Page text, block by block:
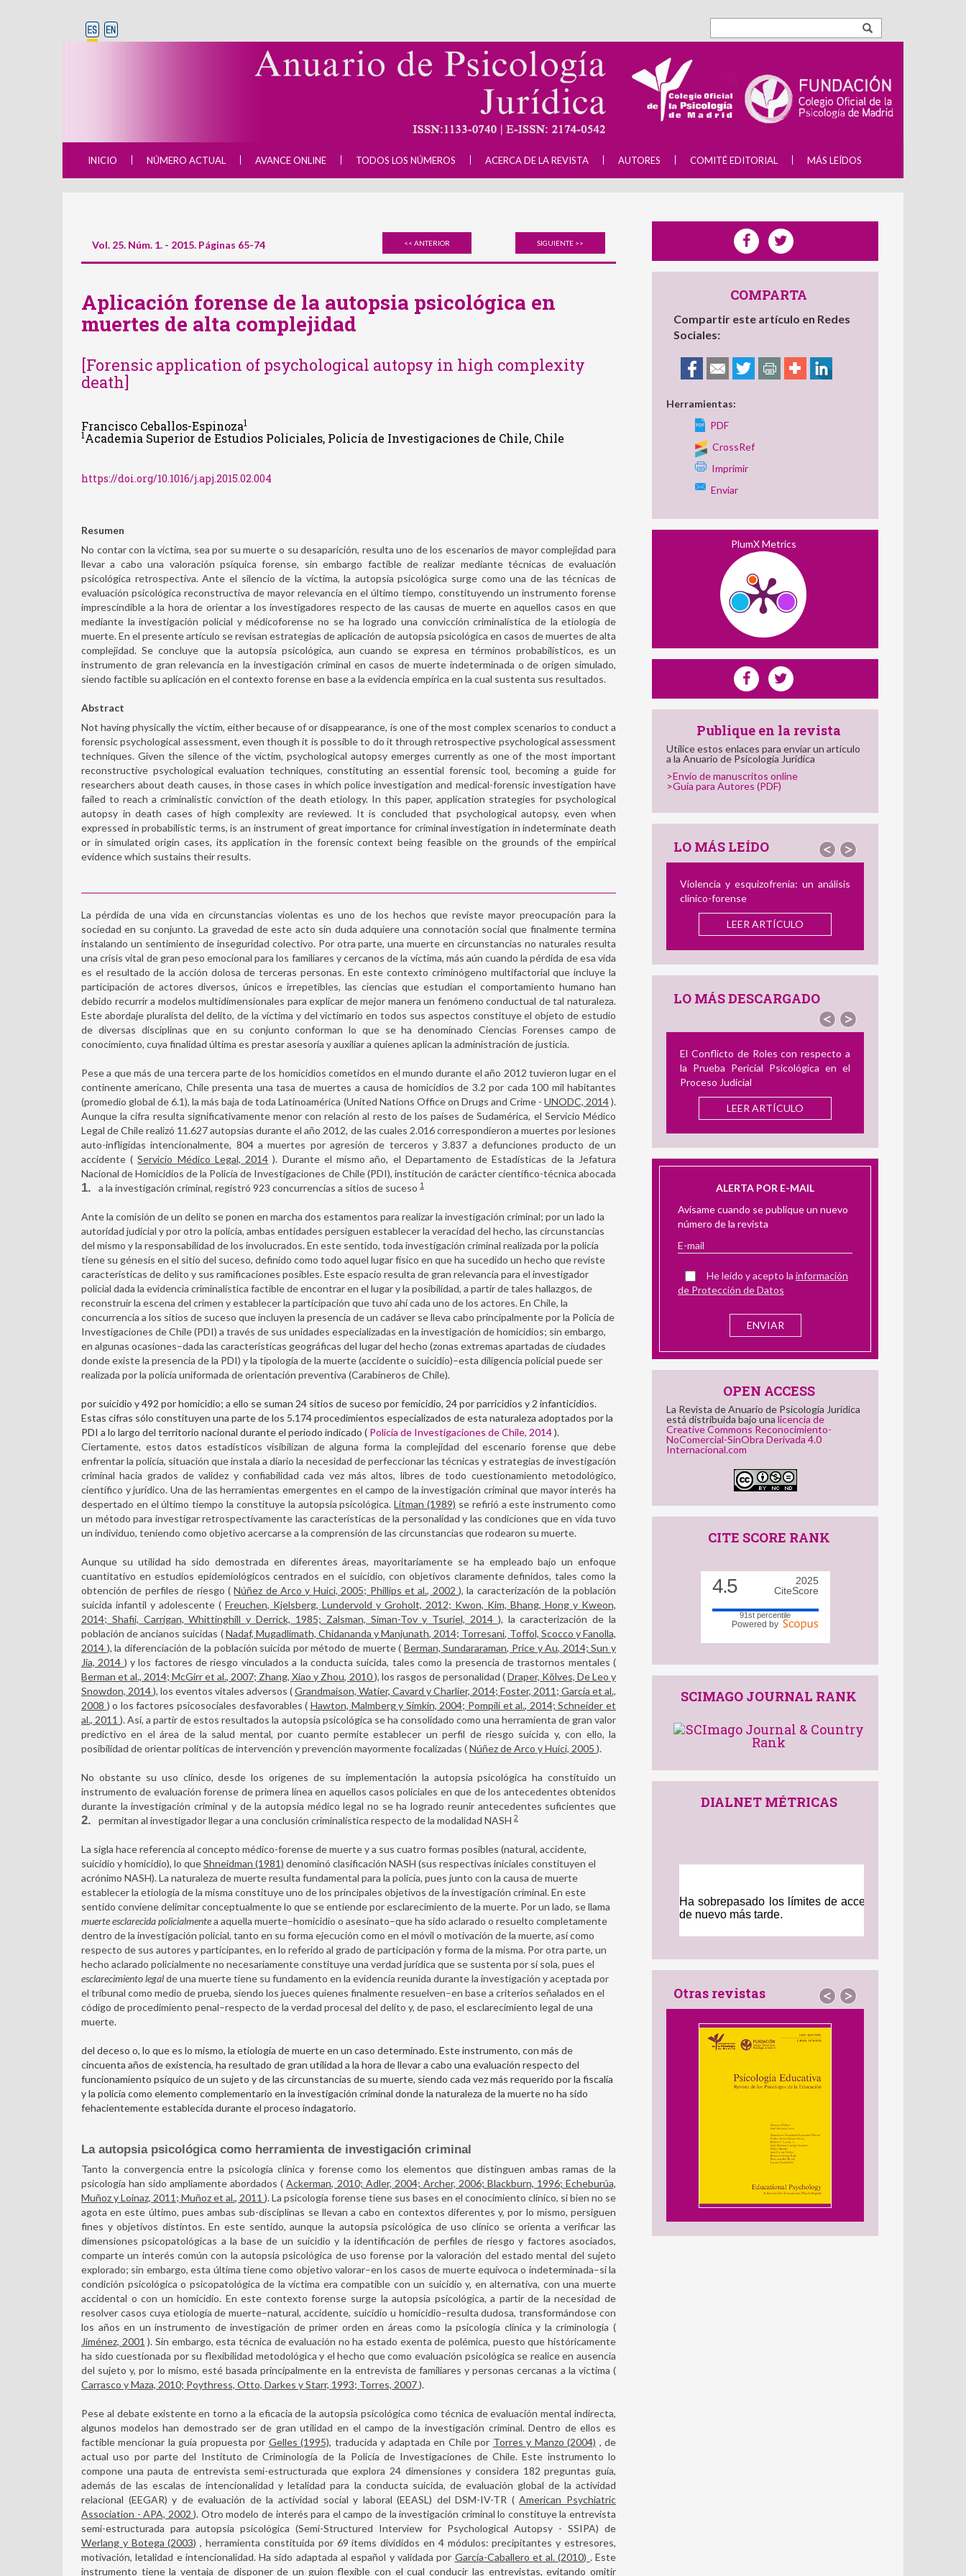
INICIO NÚMERO ACTUAL AVANCE ONLINE TODOS LOS NÚMEROS ACERCA DE LA REVISTA AUTORES COMITÉ EDITORIAL MÁS LEÍDOS
Vol. 25. Núm. 1. - 2015. Páginas 65-74 << ANTERIOR SIGUIENTE >>
Aplicación forense de la autopsia psicológica en
muertes de alta complejidad
[Forensic application of psychological autopsy in high complexity
death]
Francisco Ceballos-Espinoza1
1Academia Superior de Estudios Policiales, Policía de Investigaciones de Chile, Chile
https://doi.org/10.1016/j.apj.2015.02.004
Resumen
No contar con la víctima, sea por su muerte o su desaparición, resulta uno de los escenarios de mayor complejidad para
llevar a cabo una valoración psíquica forense, sin embargo factible de realizar mediante técnicas de evaluación
psicológica retrospectiva. Ante el silencio de la víctima, la autopsia psicológica surge como una de las técnicas de
evaluación psicológica reconstructiva de mayor relevancia en el último tiempo, constituyendo un instrumento forense
imprescindible a la hora de orientar a los investigadores respecto de las causas de muerte en aquellos casos en que
mediante la investigación policial y médicoforense no se ha logrado una convicción criminalística de la etiología de
muerte. En el presente artículo se revisan estrategias de aplicación de autopsia psicológica en casos de muertes de alta
complejidad. Se concluye que la autopsia psicológica, aun cuando se expresa en términos probabilísticos, es un
instrumento de gran relevancia en la investigación criminal en casos de muerte indeterminada o de origen simulado,
siendo factible su aplicación en el contexto forense en base a la evidencia empírica en la cual sustenta sus resultados.
Abstract
Not having physically the victim, either because of or disappearance, is one of the most complex scenarios to conduct a
forensic psychological assessment, even though it is possible to do it through retrospective psychological assessment
techniques. Given the silence of the victim, psychological autopsy emerges currently as one of the most important
reconstructive psychological evaluation techniques, constituting an essential forensic tool, becoming a guide for
researchers about death causes, in those cases in which police investigation and medical-forensic investigation have
failed to reach a criminalistic conviction of the death etiology. In this paper, application strategies for psychological
autopsy in death cases of high complexity are reviewed. It is concluded that psychological autopsy, even when
expressed in probabilistic terms, is an instrument of great importance for criminal investigation in indeterminate death
or in simulated origin cases, its application in the forensic context being feasible on the grounds of the empirical
evidence which sustains their results.
La pérdida de una vida en circunstancias violentas es uno de los hechos que reviste mayor preocupación para la
sociedad en su conjunto. La gravedad de este acto sin duda adquiere una connotación social que finalmente termina
instalando un sentimiento de inseguridad colectivo. Por otra parte, una muerte en circunstancias no naturales resulta
una crisis vital de gran peso emocional para los familiares y cercanos de la víctima, más aún cuando la pérdida de esa vida
es el resultado de la acción dolosa de terceras personas. En este contexto criminógeno multifactorial que incluye la
participación de actores diversos, únicos e irrepetibles, las ciencias que estudian el comportamiento humano han
debido recurrir a modelos multidimensionales para explicar de mejor manera un fenómeno conductual de tal naturaleza.
Este abordaje pluralista del delito, de la víctima y del victimario en todos sus aspectos constituye el objeto de estudio
de diversas disciplinas que en su conjunto conforman lo que se ha denominado Ciencias Forenses campo de
conocimiento, cuya finalidad última es prestar asesoría y auxiliar a quienes aplican la administración de justicia.
Pese a que más de una tercera parte de los homicidios cometidos en el mundo durante el año 2012 tuvieron lugar en el
continente americano, Chile presenta una tasa de muertes a causa de homicidios de 3.2 por cada 100 mil habitantes
(promedio global de 6.1), la más baja de toda Latinoamérica (United Nations Office on Drugs and Crime - UNODC, 2014).
Aunque la cifra resulta significativamente menor con relación al resto de los países de Sudamérica, el Servicio Médico
Legal de Chile realizó 11.627 autopsias durante el año 2012, de las cuales 2.016 correspondieron a muertes por lesiones
auto-infligidas intencionalmente, 804 a muertes por agresión de terceros y 3.837 a defunciones producto de un
accidente (Servicio Médico Legal, 2014 ). Durante el mismo año, el Departamento de Estadísticas de la Jefatura
Nacional de Homicidios de la Policía de Investigaciones de Chile (PDI), institución de carácter científico-técnica abocada
a la investigación criminal, registró 923 concurrencias a sitios de suceso 1
1
Ante la comisión de un delito se ponen en marcha dos estamentos para realizar la investigación criminal; por un lado la
autoridad judicial y por otro la policía, ambas entidades persiguen establecer la veracidad del hecho, las circunstancias
del mismo y la responsabilidad de los involucrados. En este sentido, toda investigación criminal realizada por la policía
tiene su génesis en el sitio del suceso, definido como todo aquel lugar físico en que ha sucedido un hecho que reviste
características de delito y sus ramificaciones posibles. Este espacio resulta de gran relevancia para el investigador
policial dada la evidencia criminalística factible de encontrar en el lugar y la posibilidad, a partir de tales hallazgos, de
reconstruir la escena del crimen y establecer la participación que tuvo ahí cada uno de los actores. En Chile, la
concurrencia a los sitios de suceso que incluyen la presencia de un cadáver se lleva cabo principalmente por la Policía de
Investigaciones de Chile (PDI) a través de sus unidades especializadas en la investigación de homicidios; sin embargo,
en algunas ocasiones–dada las características geográficas del lugar del hecho (zonas extremas apartadas de ciudades
donde existe la presencia de la PDI) y la tipología de la muerte (accidente o suicidio)–esta diligencia policial puede ser
realizada por la policía uniformada de orientación preventiva (Carabineros de Chile).
por suicidio y 492 por homicidio; a ello se suman 24 sitios de suceso por femicidio, 24 por parricidios y 2 infanticidios.
Estas cifras sólo constituyen una parte de los 5.174 procedimientos especializados de esta naturaleza adoptados por la
PDI a lo largo del territorio nacional durante el periodo indicado ( Policía de Investigaciones de Chile, 2014).
Ciertamente, estos datos estadísticos visibilizan de alguna forma la complejidad del escenario forense que debe
enfrentar la policía, situación que instala a diario la necesidad de perfeccionar las técnicas y estrategias de investigación
criminal hacia grados de validez y confiabilidad cada vez más altos, libres de todo cuestionamiento metodológico,
científico y jurídico. Una de las herramientas emergentes en el campo de la investigación criminal que mayor interés ha
despertado en el último tiempo la constituye la autopsia psicológica.Litman (1989) se refirió a este instrumento como
un método para investigar retrospectivamente las características de la personalidad y las condiciones que en vida tuvo
un individuo, teniendo como objetivo acercarse a la comprensión de las circunstancias que rodearon su muerte.
Aunque su utilidad ha sido demostrada en diferentes áreas, mayoritariamente se ha empleado bajo un enfoque
cuantitativo en estudios epidemiológicos centrados en el suicidio, con objetivos claramente definidos, tales como la
obtención de perfiles de riesgo (Núñez de Arco y Huici, 2005; Phillips et al., 2002), la caracterización de la población
suicida infantil y adolescente ( Freuchen, Kjelsberg, Lundervold y Groholt, 2012; Kwon, Kim, Bhang, Hong y Kweon,
2014; Shafii, Carrigan, Whittinghill y Derrick, 1985; Zalsman, Siman-Tov y Tsuriel, 2014 ), la caracterización de la
población de ancianos suicidas (Nadaf, Mugadlimath, Chidananda y Manjunath, 2014; Torresani, Toffol, Scocco y Fanolla,
2014 ), la diferenciación de la población suicida por método de muerte ( Berman, Sundararaman, Price y Au, 2014; Sun y
Jia, 2014 ) y los factores de riesgo vinculados a la conducta suicida, tales como la presencia de trastornos mentales (
Berman et al., 2014; McGirr et al., 2007; Zhang, Xiao y Zhou, 2010), los rasgos de personalidad (Draper, Kõlves, De Leo y
Snowdon, 2014), los eventos vitales adversos (Grandmaison, Watier, Cavard y Charlier, 2014; Foster, 2011; García et al.,
2008 ) o los factores psicosociales desfavorables ( Hawton, Malmberg y Simkin, 2004; Pompili et al., 2014; Schneider et
al., 2011). Así, a partir de estos resultados la autopsia psicológica se ha consolidado como una herramienta de gran valor
predictivo en el área de la salud mental, por cuanto permite establecer un perfil de riesgo suicida y, con ello, la
posibilidad de orientar políticas de intervención y prevención mayormente focalizadas (Núñez de Arco y Huici, 2005 ).
No obstante su uso clínico, desde los orígenes de su implementación la autopsia psicológica ha constituido un
instrumento de evaluación forense de primera línea en aquellos casos policiales en que de los antecedentes obtenidos
durante la investigación criminal y de la autopsia médico legal no se ha logrado reunir antecedentes suficientes que
permitan al investigador llegar a una conclusión criminalística respecto de la modalidad NASH 2
2
La sigla hace referencia al concepto médico-forense de muerte y a sus cuatro formas posibles (natural, accidente,
suicidio y homicidio), lo queShneidman (1981) denominó clasificación NASH (sus respectivas iniciales constituyen el
acrónimo NASH). La naturaleza de muerte resulta fundamental para la policía, pues junto con la causa de muerte
establecer la etiología de la misma constituye uno de los principales objetivos de la investigación criminal. En este
sentido conviene delimitar conceptualmente lo que se entiende por esclarecimiento de la muerte. Por un lado, se llama
muerte esclarecida policialmentea aquella muerte–homicidio o asesinato–que ha sido aclarado o resuelto completamente
dentro de la investigación policial, tanto en su forma ejecución como en el móvil o motivación de la muerte, así como
respecto de sus autores y participantes, en lo referido al grado de participación y forma de la misma. Por otra parte, un
hecho aclarado policialmente no necesariamente constituye una verdad jurídica que se sustenta por sí sola, pues el
esclarecimiento legalde una muerte tiene su fundamento en la evidencia reunida durante la investigación y aceptada por
el tribunal como medio de prueba, siendo los jueces quienes finalmente resuelven–en base a criterios señalados en el
código de procedimiento penal–respecto de la verdad procesal del delito y, de paso, el esclarecimiento legal de una
muerte.
del deceso o, lo que es lo mismo, la etiología de muerte en un caso determinado. Este instrumento, con más de
cincuenta años de existencia, ha resultado de gran utilidad a la hora de llevar a cabo una evaluación respecto del
funcionamiento psíquico de un sujeto y de las circunstancias de su muerte, siendo cada vez más requerido por la fiscalía
y la policía como elemento complementario en la investigación criminal donde la naturaleza de la muerte no ha sido
fehacientemente establecida durante el proceso indagatorio.
La autopsia psicológica como herramienta de investigación criminal
Tanto la convergencia entre la psicología clínica y forense como los elementos que distinguen ambas ramas de la
psicología han sido ampliamente abordados (Ackerman, 2010; Adler, 2004; Archer, 2006; Blackburn, 1996; Echeburúa,
Muñoz y Loinaz, 2011; Muñoz et al., 2011). La psicología forense tiene sus bases en el conocimiento clínico, si bien no se
agota en este último, pues ambas sub-disciplinas se llevan a cabo en contextos diferentes y, por lo mismo, persiguen
fines y objetivos distintos. En este sentido, aunque la autopsia psicológica de uso clínico se orienta a verificar las
dimensiones psicopatológicas a la base de un suicidio y la identificación de perfiles de riesgo y factores asociados,
comparte un interés común con la autopsia psicológica de uso forense por la valoración del estado mental del sujeto
explorado; sin embargo, esta última tiene como objetivo valorar–en los casos de muerte equívoca o indeterminada–si la
condición psicológica o psicopatológica de la víctima era compatible con un suicidio y, en alternativa, con una muerte
accidental o con un homicidio. En este contexto forense surge la autopsia psicológica, a partir de la necesidad de
resolver casos cuya etiología de muerte–natural, accidente, suicidio u homicidio–resulta dudosa, transformándose con
los años en un instrumento de investigación de primer orden en áreas como la psicología clínica y la criminología (
Jiménez, 2001 ). Sin embargo, esta técnica de evaluación no ha estado exenta de polémica, puesto que históricamente
ha sido cuestionada por su flexibilidad metodológica y el hecho que como evaluación psicológica se realice en ausencia
del sujeto y, por lo mismo, esté basada principalmente en la entrevista de familiares y personas cercanas a la víctima (
Carrasco y Maza, 2010; Poythress, Otto, Darkes y Starr, 1993; Torres, 2007).
Pese al debate existente en torno a la eficacia de la autopsia psicológica como técnica de evaluación mental indirecta,
algunos modelos han demostrado ser de gran utilidad en el campo de la investigación criminal. Dentro de ellos es
factible mencionar la guía propuesta por Gelles (1995), traducida y adaptada en Chile por Torres y Manzo (2004) , de
actual uso por parte del Instituto de Criminología de la Policía de Investigaciones de Chile. Este instrumento lo
compone una pauta de entrevista semi-estructurada que explora 24 dimensiones y considera 182 preguntas guía,
además de las escalas de intencionalidad y letalidad para la conducta suicida, de evaluación global de la actividad
relacional (EEGAR) y de evaluación de la actividad social y laboral (EEASL) del DSM-IV-TR (American Psychiatric
Association - APA, 2002). Otro modelo de interés para el campo de la investigación criminal lo constituye la entrevista
semi-estructurada para autopsia psicológica (Semi-Structured Interview for Psychological Autopsy - SSIPA) de
Werlang y Botega (2003) , herramienta constituida por 69 ítems divididos en 4 módulos: precipitantes y estresores,
motivación, letalidad e intencionalidad. Ha sido adaptada al español y validada por García-Caballero et al. (2010) . Este
instrumento tiene la ventaja de disponer de un guion flexible con el cual conducir las entrevistas, evitando omitir
COMPARTA
Compartir este artículo en Redes
Sociales:
Herramientas:
PDF
CrossRef
Imprimir
Enviar
PlumX Metrics
Publique en la revista
Utilice estos enlaces para enviar un articulo
a la Anuario de Psicología Jurídica
>Envío de manuscritos online
>Guía para Autores (PDF)
LO MÁS LEÍDO < >
LEER ARTÍCULO
El Perfil del Consumidor de Imágenes
de Abuso Sexual Infantil: Semejanzas
y Diferencias con el Agresoroffline
el Delincuente Dual
LEER ARTÍCULO
LO MÁS DESCARGADO
< >
El Conflicto de Roles con respecto a
la Prueba Pericial Psicológica en el
Proceso Judicial
LEER ARTÍCULO
Revisión de Instrumentos en Español
para Medir el Acoso Laboral: Su
Utilidad en la Evaluación Pericial
LEER ARTÍCULO
ALERTA POR E-MAIL
Avísame cuando se publique un nuevo
número de la revista
He leído y acepto la información
de Protección de Datos
OPEN ACCESS
La Revista de Anuario de Psicología Jurídica
está distribuida bajo una licencia de
Creative Commons Reconocimiento-
NoComercial-SinObra Derivada 4.0
Internacional.com
CITE SCORE RANK
4.5
2025
CiteScore
91st percentile
Powered by
SCIMAGO JOURNAL RANK
DIALNET MÉTRICAS
Otras revistas < >